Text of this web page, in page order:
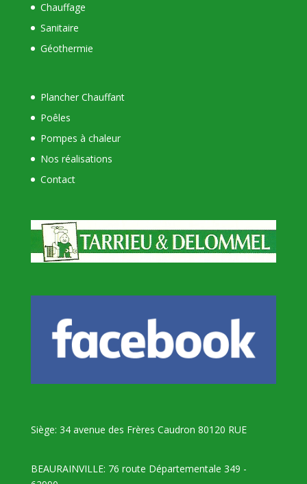
Chauffage
Sanitaire
Géothermie
Plancher Chauffant
Poêles
Pompes à chaleur
Nos réalisations
Contact
Siège: 34 avenue des Frères Caudron 80120 RUE
BEAURAINVILLE: 76 route Départementale 349 -